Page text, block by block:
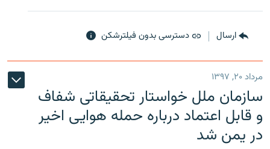
ارسال دسترسی بدون فیلترشکن
مرداد ۲۰, ۱۳۹۷
سازمان ملل خواستار تحقیقاتی شفاف
و قابل اعتماد درباره حمله هوایی اخیر
در یمن شد